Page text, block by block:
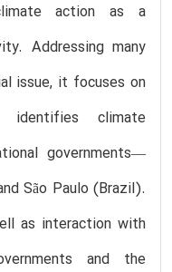
action as a
Addressing many
issue, it focuses on
climate
governments—
São Paulo (Brazil).
as interaction with
and the